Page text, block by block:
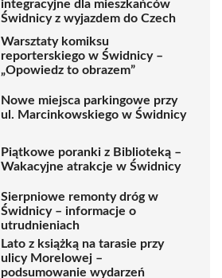
integracyjne dla mieszkańców
Świdnicy z wyjazdem do Czech
Warsztaty komiksu
reporterskiego w Świdnicy –
„Opowiedz to obrazem”
Nowe miejsca parkingowe przy
ul. Marcinkowskiego w Świdnicy
Piątkowe poranki z Biblioteką –
Wakacyjne atrakcje w Świdnicy
Sierpniowe remonty dróg w
Świdnicy – informacje o
utrudnieniach
Lato z książką na tarasie przy
ulicy Morelowej –
podsumowanie wydarzeń